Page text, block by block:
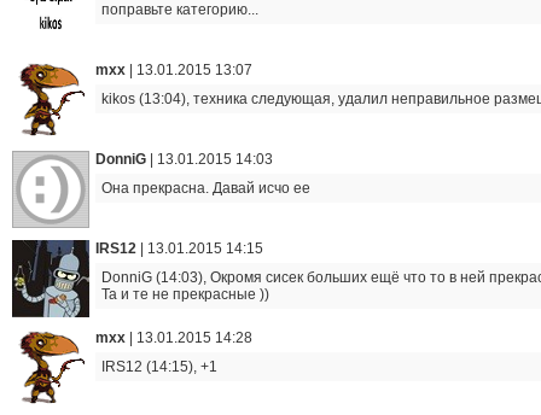
поправьте категорию...
mxx
13.01.2015 13:07
kikos (13:04), техника следующая, удалил неправильное
DonniG
13.01.2015 14:03
Она прекрасна. Давай исчо ее
IRS12
13.01.2015 14:15
DonniG (14:03), Окромя сисек больших ещё что то в ней
Та и те не прекрасные ))
mxx
13.01.2015 14:28
IRS12 (14:15), +1